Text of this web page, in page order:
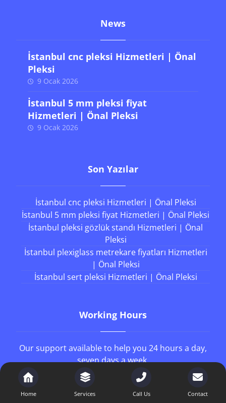
News
İstanbul cnc pleksi Hizmetleri | Önal
Pleksi
9 Ocak 2026
İstanbul 5 mm pleksi fiyat
Hizmetleri | Önal Pleksi
9 Ocak 2026
Son Yazılar
İstanbul cnc pleksi Hizmetleri | Önal Pleksi
İstanbul 5 mm pleksi fiyat Hizmetleri | Önal Pleksi
İstanbul pleksi gözlük standı Hizmetleri | Önal
Pleksi
İstanbul plexiglass metrekare fiyatları Hizmetleri
| Önal Pleksi
İstanbul sert pleksi Hizmetleri | Önal Pleksi
Working Hours
Our support available to help you 24 hours a day,
seven days a week.
Monday to Friday
8AM - 4PM
Home Services Call Us Contact